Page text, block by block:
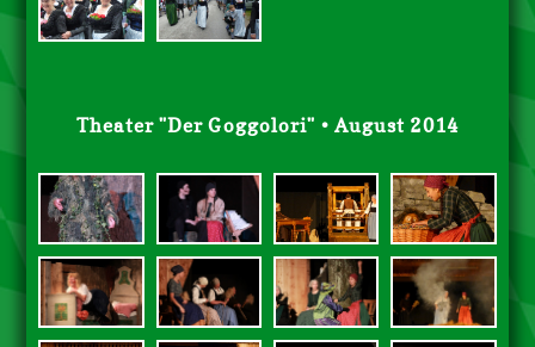
Theater "Der Goggolori" • August 2014